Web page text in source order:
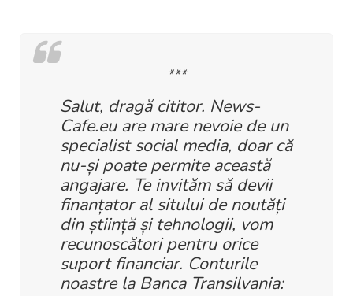
***
Salut, dragă cititor. News-
Cafe.eu are mare nevoie de un
specialist social media, doar că
nu-și poate permite această
angajare. Te invităm să devii
finanțator al sitului de noutăți
din știință și tehnologii, vom
recunoscători pentru orice
suport financiar. Conturile
noastre la Banca Transilvania: